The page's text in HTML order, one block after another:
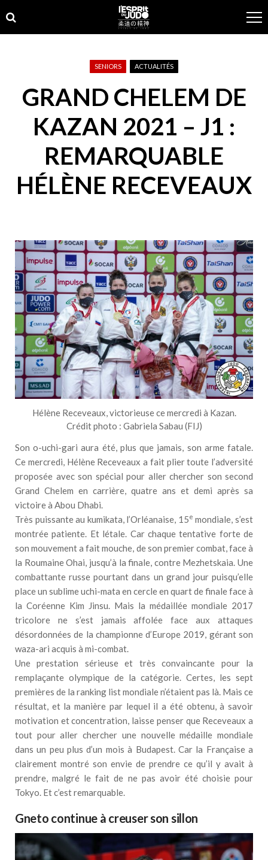
to
navigation
to
content
SENIORS ACTUALITÉS
GRAND CHELEM DE
KAZAN 2021 – J1 :
REMARQUABLE
HÉLÈNE RECEVEAUX
Hélène Receveaux, victorieuse ce mercredi à Kazan.
Crédit photo : Gabriela Sabau (FIJ)
Son o-uchi-gari aura été, plus que jamais, son arme fatale.
Ce mercredi, Hélène Receveaux a fait plier toute l’adversité
proposée avec son spécial pour aller chercher son second
Grand Chelem en carrière, quatre ans et demi après sa
victoire à Abou Dhabi.
Très puissante au kumikata, l’Orléanaise, 15e mondiale, s’est
montrée patiente. Et létale. Car chaque tentative forte de
son mouvement a fait mouche, de son premier combat, face à
la Roumaine Ohai, jusqu’à la finale, contre Mezhetskaia. Une
combattante russe pourtant dans un grand jour puisqu’elle
place un sublime uchi-mata en cercle en quart de finale face à
la Coréenne Kim Jinsu. Mais la médaillée mondiale 2017
tricolore ne s’est jamais affolée face aux attaques
désordonnées de la championne d’Europe 2019, gérant son
waza-ari acquis à mi-combat.
Une prestation sérieuse et très convaincante pour la
remplaçante olympique de la catégorie. Certes, les sept
premières de la ranking list mondiale n’étaient pas là. Mais ce
résultat, et la manière par lequel il a été obtenu, à savoir
motivation et concentration, laisse penser que Receveaux a
tout pour aller chercher une nouvelle médaille mondiale
dans un peu plus d’un mois à Budapest. Car la Française a
clairement montré son envie de prendre ce qu’il y avait à
prendre, malgré le fait de ne pas avoir été choisie pour
Tokyo. Et c’est remarquable.
Gneto continue à creuser son sillon